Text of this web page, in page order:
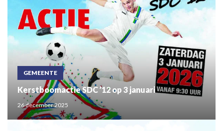
GEMEENTE
Kerstboomactie SDC ’12 op 3 januari
26 december 2025